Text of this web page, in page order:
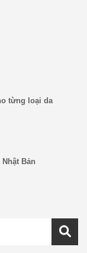
từng loại da
Bản